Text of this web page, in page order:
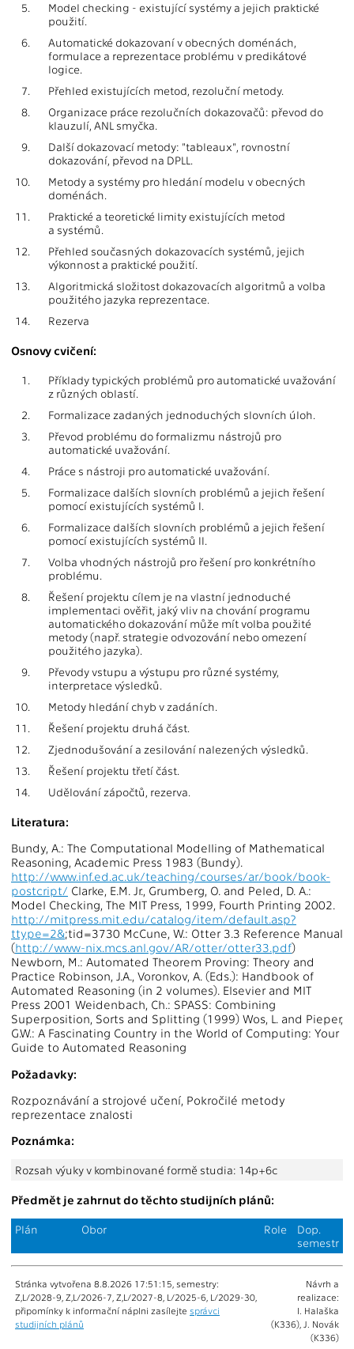
5.
Model checking - existující systémy a jejich praktické
použití.
6.
Automatické dokazovaní v obecných doménách,
formulace a reprezentace problému v predikátové
logice.
7.
Přehled existujících metod, rezoluční metody.
8.
Organizace práce rezolučních dokazovačů: převod do
klauzulí, ANL smyčka.
9.
Další dokazovací metody: "tableaux", rovnostní
dokazování, převod na DPLL.
10.
Metody a systémy pro hledání modelu v obecných
doménách.
11.
Praktické a teoretické limity existujících metod
a systémů.
12.
Přehled současných dokazovacích systémů, jejich
výkonnost a praktické použití.
13.
Algoritmická složitost dokazovacích algoritmů a volba
použitého jazyka reprezentace.
14.
Rezerva
Osnovy cvičení:
1.
Příklady typických problémů pro automatické uvažování
z různých oblastí.
2.
Formalizace zadaných jednoduchých slovních úloh.
3.
Převod problému do formalizmu nástrojů pro
automatické uvažování.
4.
Práce s nástroji pro automatické uvažování.
5.
Formalizace dalších slovních problémů a jejich řešení
pomocí existujících systémů I.
6.
Formalizace dalších slovních problémů a jejich řešení
pomocí existujících systémů II.
7.
Volba vhodných nástrojů pro řešení pro konkrétního
problému.
8.
Řešení projektu cílem je na vlastní jednoduché
implementaci ověřit, jaký vliv na chování programu
automatického dokazování může mít volba použité
metody (např. strategie odvozování nebo omezení
použitého jazyka).
9.
Převody vstupu a výstupu pro různé systémy,
interpretace výsledků.
10.
Metody hledání chyb v zadáních.
11.
Řešení projektu druhá část.
12.
Zjednodušování a zesilování nalezených výsledků.
13.
Řešení projektu třetí část.
14.
Udělování zápočtů, rezerva.
Literatura:
Bundy, A.: The Computational Modelling of Mathematical
Reasoning, Academic Press 1983 (Bundy).
http://www.inf.ed.ac.uk/teaching/courses/ar/book/book-
postcript/ Clarke, E.M. Jr., Grumberg, O. and Peled, D. A.:
Model Checking, The MIT Press, 1999, Fourth Printing 2002.
http://mitpress.mit.edu/catalog/item/default.asp?
ttype=2&;tid=3730 McCune, W.: Otter 3.3 Reference Manual
(http://www-nix.mcs.anl.gov/AR/otter/otter33.pdf)
Newborn, M.: Automated Theorem Proving: Theory and
Practice Robinson, J.A., Voronkov, A. (Eds.): Handbook of
Automated Reasoning (in 2 volumes). Elsevier and MIT
Press 2001 Weidenbach, Ch.: SPASS: Combining
Superposition, Sorts and Splitting (1999) Wos, L. and Pieper,
G.W.: A Fascinating Country in the World of Computing: Your
Guide to Automated Reasoning
Požadavky:
Rozpoznávání a strojové učení, Pokročilé metody
reprezentace znalosti
Poznámka:
Rozsah výuky v kombinované formě studia: 14p+6c
Předmět je zahrnut do těchto studijních plánů:
Plán Obor Role
Dop.
semestr
Stránka vytvořena 8.8.2026 17:51:15, semestry:
Z,L/2028-9, Z,L/2026-7, Z,L/2027-8, L/2025-6, L/2029-30,
připomínky k informační náplni zasílejte správci
studijních plánů
Návrh a
realizace:
I. Halaška
(K336), J. Novák
(K336)